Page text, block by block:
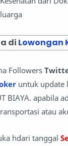
di Lowongan
Followers
untuk update
BIAYA. apabila
atau
hdari tanggal